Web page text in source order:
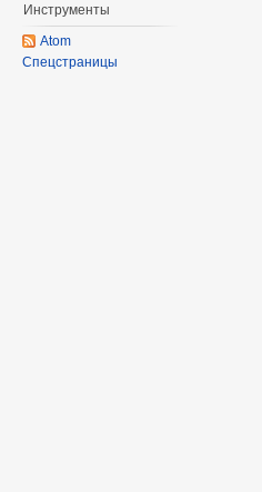
Инструменты
Atom
Спецстраницы